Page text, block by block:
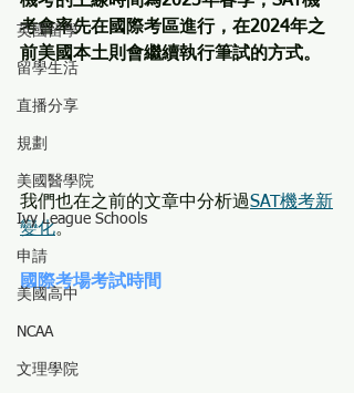
英國留學
留學生活
直播分享
規劃
美國醫學院
Ivy League Schools
申請
美國高中
NCAA
文理學院
考會率先在國際考區進行，在2024年之
前美國本土則會繼續執行筆試的方式。
我們也在之前的文章中分析過SAT機考新
變化。
國際考場考試時間